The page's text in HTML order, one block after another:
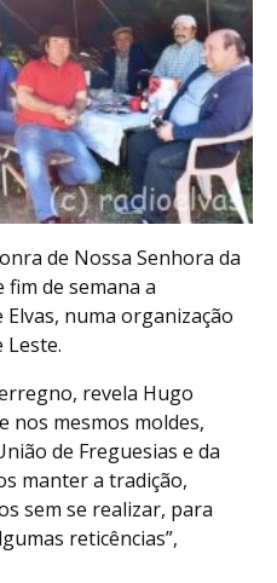
de Nossa Senhora da
de semana a
numa organização
Leste.
revela Hugo
nos mesmos moldes,
de Freguesias e da
manter a tradição,
sem se realizar, para
reticências”,